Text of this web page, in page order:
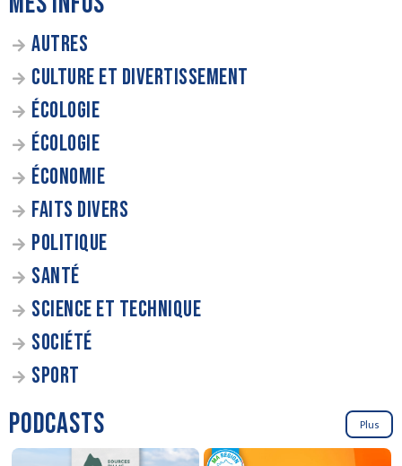
AUTRES
CULTURE ET DIVERTISSEMENT
ÉCOLOGIE
ÉCOLOGIE
ÉCONOMIE
FAITS DIVERS
POLITIQUE
SANTÉ
SCIENCE ET TECHNIQUE
SOCIÉTÉ
SPORT
PODCASTS Plus